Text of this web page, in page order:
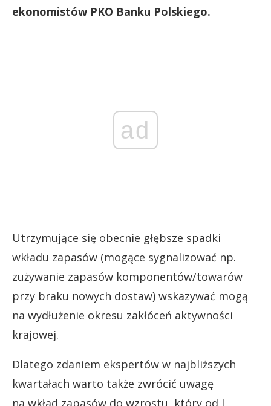
ekonomistów PKO Banku Polskiego.
ad
Utrzymujące się obecnie głębsze spadki
wkładu zapasów (mogące sygnalizować np.
zużywanie zapasów komponentów/towarów
przy braku nowych dostaw) wskazywać mogą
na wydłużenie okresu zakłóceń aktywności
krajowej.
Dlatego zdaniem ekspertów w najbliższych
kwartałach warto także zwrócić uwagę
na wkład zapasów do wzrostu, który od I